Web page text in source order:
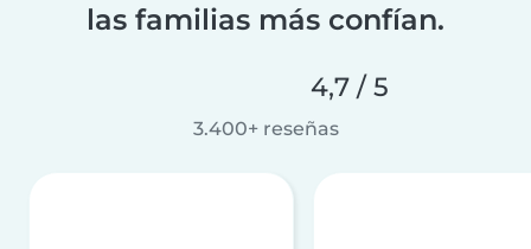
las familias más confían.
4,7 / 5
3.400+ reseñas